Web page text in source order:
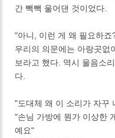
간 빽빽 울어댄 것이었다.
"아니, 이런 게 왜 필요하
우리의 의문에는 아랑곳없
보라고 했다. 역시 울음소
다.
"도대체 왜 이 소리가 자꾸
"손님 가방에 뭔가 이상한
예요"